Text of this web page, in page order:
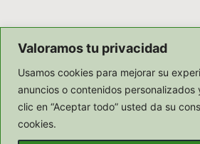
Valoramos tu privacidad
Usamos cookies para mejorar su
anuncios o contenidos
clic en “Aceptar todo” usted da su
cookies.